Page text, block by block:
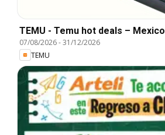
TEMU - Temu hot deals – Mexico
07/08/2026-31/12/2026
TEMU